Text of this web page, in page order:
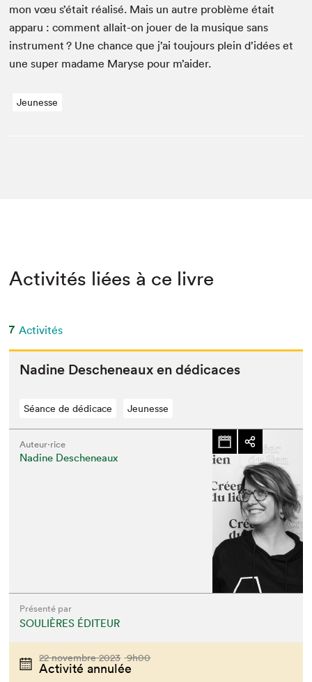
mon vœu s’était réal­isé. Mais un autre prob­lème était
apparu : com­ment allait-on jouer de la musique sans
instru­ment ? Une chance que j’ai tou­jours plein d’idées et
une super madame Maryse pour m’aider.
Jeunesse
Activités liées à ce livre
7 Activités
Nadine Desch­e­neaux en dédicaces
Séance de dédicace Jeunesse
Auteur·rice
Nadine Descheneaux
Présenté par
SOULIÈRES ÉDITEUR
22 novembre 2023 9h00
Activité annulée